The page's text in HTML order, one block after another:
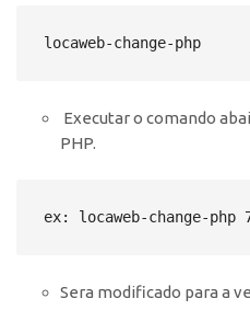
locaweb-change-php
Executar o comando
PHP.
ex: locaweb-change-php
Sera modificado para a